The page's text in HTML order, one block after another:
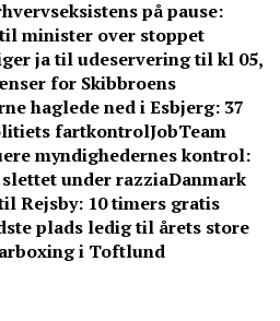
på pause:
minister over stoppet
ja til udeservering til kl 05,
for Skibbroens
haglede ned i Esbjerg: 37
fartkontrolJobTeam
myndighedernes kontrol:
under razziaDanmark
Rejsby: 10 timers gratis
plads ledig til årets store
i Toftlund